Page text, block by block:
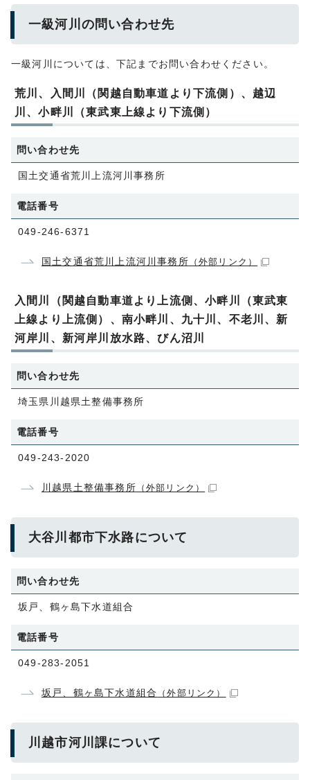
一級河川の問い合わせ先
一級河川については、下記までお問い合わせください。
荒川、入間川（関越自動車道より下流側）、越辺
川、小畔川（東武東上線より下流側）
問い合わせ先
国土交通省荒川上流河川事務所
電話番号
049-246-6371
国土交通省荒川上流河川事務所 （外部リンク）
入間川（関越自動車道より上流側、小畔川（東武東
上線より上流側）、南小畔川、九十川、不老川、新
河岸川、新河岸川放水路、びん沼川
問い合わせ先
埼玉県川越県土整備事務所
電話番号
049-243-2020
川越県土整備事務所 （外部リンク）
大谷川都市下水路について
問い合わせ先
坂戸、鶴ヶ島下水道組合
電話番号
049-283-2051
坂戸、鶴ヶ島下水道組合 （外部リンク）
川越市河川課について